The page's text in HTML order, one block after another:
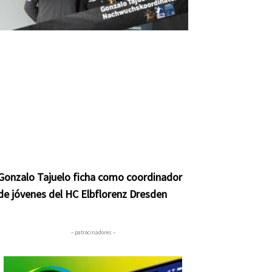
Tajuelo ficha como coordinador
jóvenes del HC Elbflorenz Dresden
– patrocinadores –